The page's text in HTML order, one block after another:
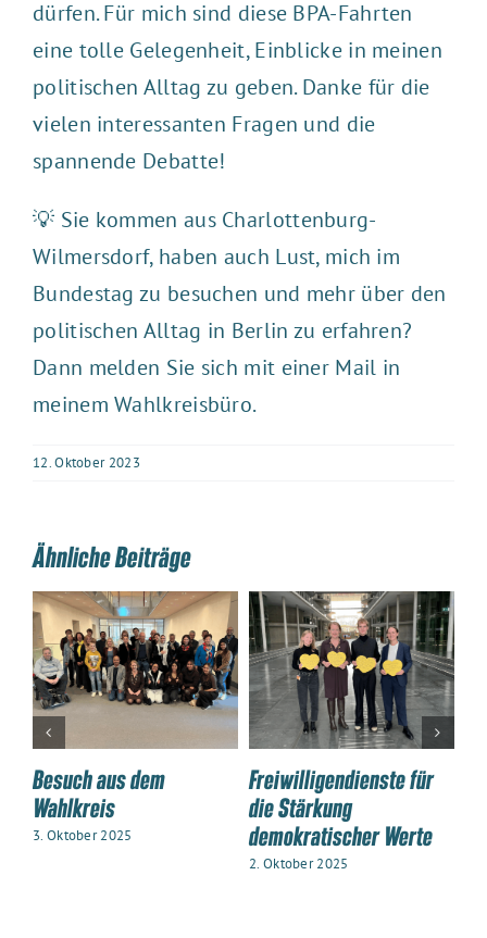
dürfen. Für mich sind diese BPA-Fahrten
eine tolle Gelegenheit, Einblicke in meinen
politischen Alltag zu geben. Danke für die
vielen interessanten Fragen und die
spannende Debatte!
💡 Sie kommen aus Charlottenburg-
Wilmersdorf, haben auch Lust, mich im
Bundestag zu besuchen und mehr über den
politischen Alltag in Berlin zu erfahren?
Dann melden Sie sich mit einer Mail in
meinem Wahlkreisbüro.
12. Oktober 2023
Ähnliche Beiträge
Besuch aus dem
Wahlkreis
3. Oktober 2025
Freiwilligendienste für
die Stärkung
demokratischer Werte
2. Oktober 2025